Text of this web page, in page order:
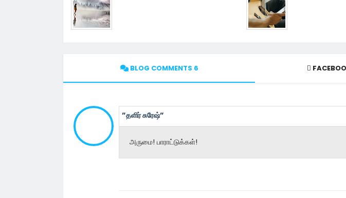
BLOG COMMENTS 6
”தளிர் சுரேஷ்”
அருமை! பாராட்டுக்கள்!